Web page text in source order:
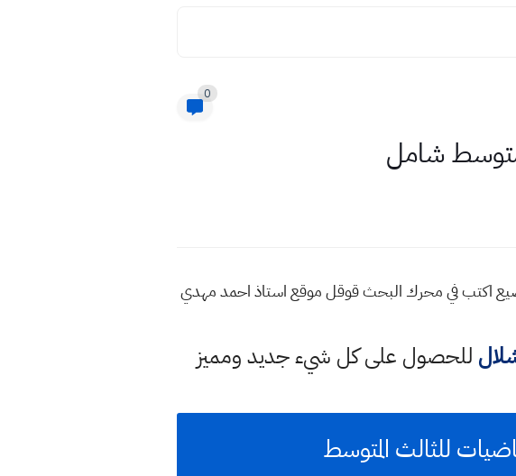
0
متوسط شامل
اكتب في محرك البحث قوقل موقع استاذ احمد مهدي
للحصول على كل شيء جديد ومميز
للثالث المتوسط